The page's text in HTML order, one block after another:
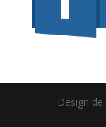
Design de